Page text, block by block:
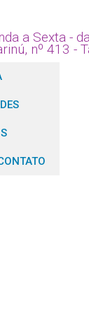
a Sexta -
nº 413 -